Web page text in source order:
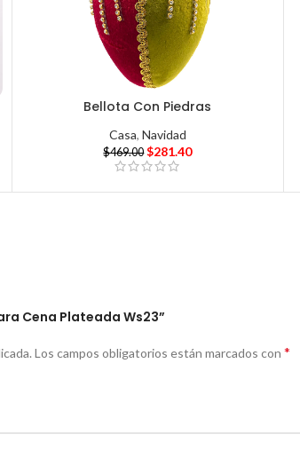
Bellota Con Piedras
Casa, Navidad
$469.00 $281.40
Cena Plateada Ws23”
Los campos obligatorios están marcados con *